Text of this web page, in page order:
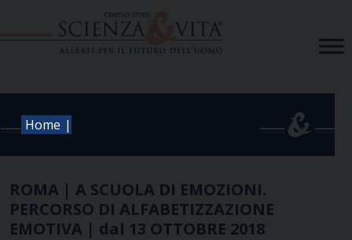
Home |
ROMA | A SCUOLA DI EMOZIONI.
PERCORSO DI ALFABETIZZAZIONE
EMOTIVA | dal 13 OTTOBRE 2018